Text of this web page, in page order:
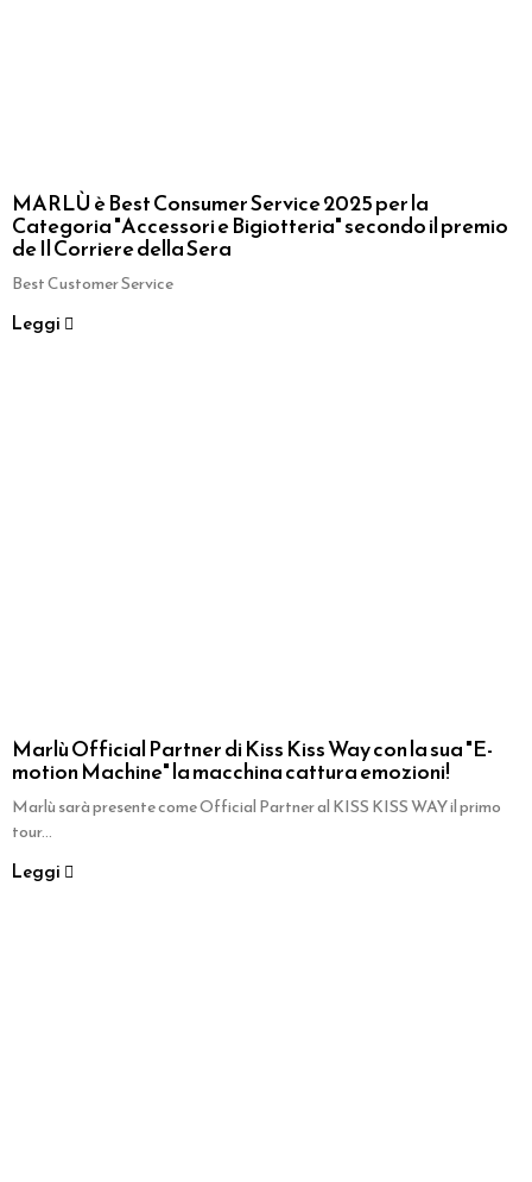
MARLÙ è Best Consumer Service 2025 per la
Categoria "Accessori e Bigiotteria" secondo il premio
de Il Corriere della Sera
Best Customer Service
Leggi
Marlù Official Partner di Kiss Kiss Way con la sua "E-
motion Machine" la macchina cattura emozioni!
Marlù sarà presente come Official Partner al KISS KISS WAY il primo
tour...
Leggi